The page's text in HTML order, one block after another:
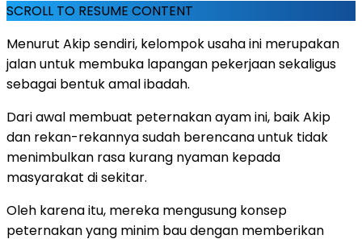
SCROLL TO RESUME CONTENT
Menurut Akip sendiri, kelompok usaha ini merupakan
jalan untuk membuka lapangan pekerjaan sekaligus
sebagai bentuk amal ibadah.
Dari awal membuat peternakan ayam ini, baik Akip
dan rekan-rekannya sudah berencana untuk tidak
menimbulkan rasa kurang nyaman kepada
masyarakat di sekitar.
Oleh karena itu, mereka mengusung konsep
peternakan yang minim bau dengan memberikan